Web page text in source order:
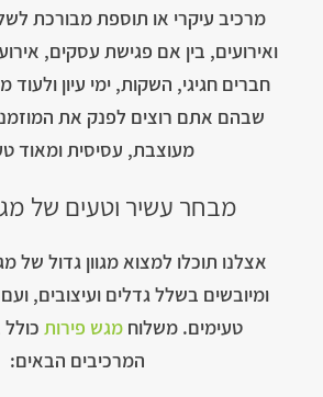
מרכיב עיקרי או תוספת מבורכת
ואירועים, בין אם פגישת עסקים,
חברים חגיגי, השקות, ימי עיון ולעוד
שבהם אתם רוצים לפנק את
מעוצבת, עסיסית ומאוד
מבחר עשיר וטעים של
אצלנו תוכלו למצוא מגוון גדול של
ומיובשים בשלל גדלים ועיצובים,
טעימים. משלוח מגש פירות
המרכיבים הבאים: